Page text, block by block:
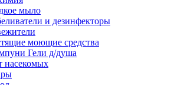
мыло
и дезинфекторы
моющие средства
Гели д/душа
насекомых